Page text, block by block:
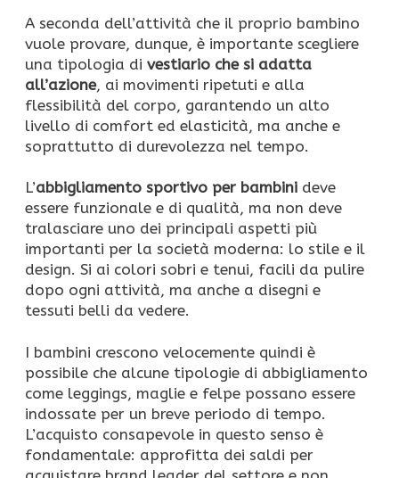
A seconda dell’attività che il proprio bambino
vuole provare, dunque, è importante scegliere
una tipologia di vestiario che si adatta
all’azione, ai movimenti ripetuti e alla
flessibilità del corpo, garantendo un alto
livello di comfort ed elasticità, ma anche e
soprattutto di durevolezza nel tempo.
L’abbigliamento sportivo per bambini deve
essere funzionale e di qualità, ma non deve
tralasciare uno dei principali aspetti più
importanti per la società moderna: lo stile e il
design. Si ai colori sobri e tenui, facili da pulire
dopo ogni attività, ma anche a disegni e
tessuti belli da vedere.
I bambini crescono velocemente quindi è
possibile che alcune tipologie di abbigliamento
come leggings, maglie e felpe possano essere
indossate per un breve periodo di tempo.
L’acquisto consapevole in questo senso è
fondamentale: approfitta dei saldi per